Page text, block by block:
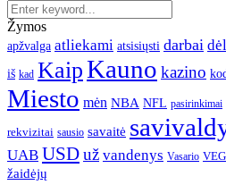
Žymos
apžvalga atliekami atsisiųsti darbai dėl
iš kad KaipKauno kazino
Miesto mėn NBA NFL pasirinkimai
rekvizitai sausio savaitė
UAB USDuž vandenys Vasario
žaidėjų